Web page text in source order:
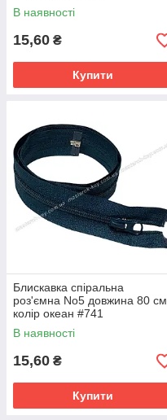
В наявності
15,60 ₴
Купити
Блискавка спіральна
роз'ємна No5 довжина 80 см
колір океан #741
В наявності
15,60 ₴
Купити